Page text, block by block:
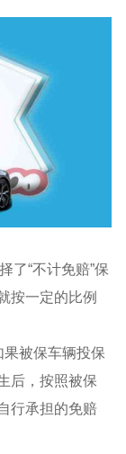
了“不计免赔”保
按一定的比例
被保车辆投保
后，按照被保
行承担的免赔